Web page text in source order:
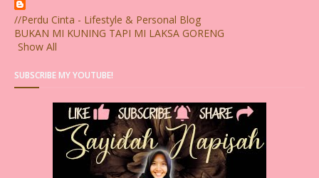
//Perdu Cinta - Lifestyle & Personal Blog
BUKAN MI KUNING TAPI MI LAKSA GORENG
Show All
SUBSCRIBE MY YOUTUBE!